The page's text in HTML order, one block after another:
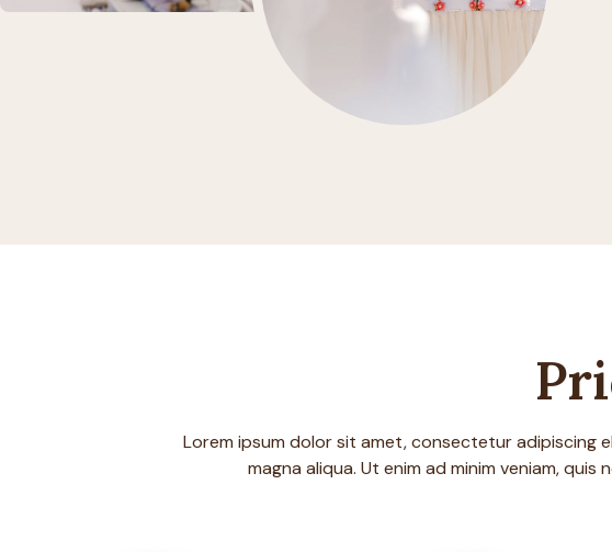
Lorem ipsum dolor sit amet, consectetur
magna aliqua. Ut enim ad minim veniam,